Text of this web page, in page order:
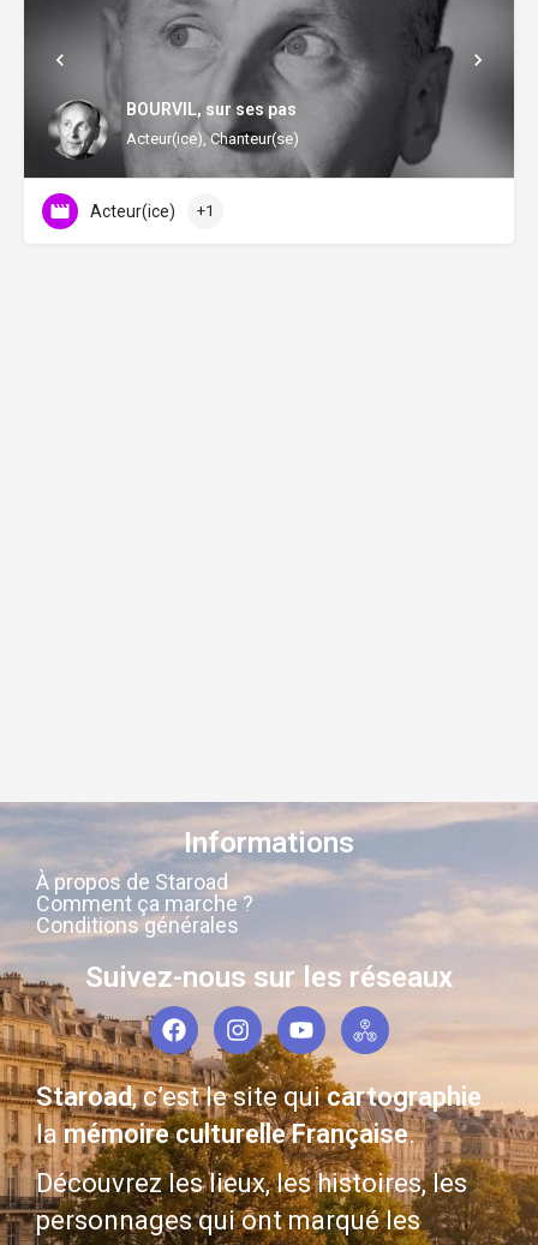
BOURVIL, sur ses pas
Acteur(ice), Chanteur(se)
Acteur(ice) +1
Informations
À propos de Staroad
Comment ça marche ?
Conditions générales
Suivez-nous sur les réseaux
Staroad, c’est le site quicartographie
lamémoire culturelle Française.
Découvrez les lieux, les histoires, les
personnages qui ont marqué les